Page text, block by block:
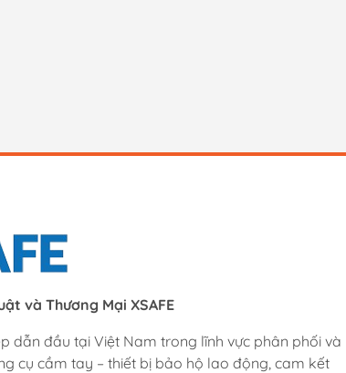
và Thương Mại XSAFE
dẫn đầu tại Việt Nam trong lĩnh vực phân phối và
cụ cầm tay – thiết bị bảo hộ lao động, cam kết